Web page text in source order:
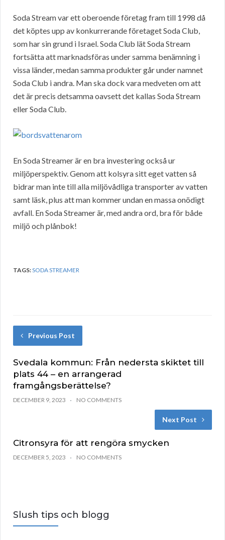
Soda Stream var ett oberoende företag fram till 1998 då
det köptes upp av konkurrerande företaget Soda Club,
som har sin grund i Israel. Soda Club lät Soda Stream
fortsätta att marknadsföras under samma benämning i
vissa länder, medan samma produkter går under namnet
Soda Club i andra. Man ska dock vara medveten om att
det är precis detsamma oavsett det kallas Soda Stream
eller Soda Club.
En Soda Streamer är en bra investering också ur
miljöperspektiv. Genom att kolsyra sitt eget vatten så
bidrar man inte till alla miljövådliga transporter av vatten
samt läsk, plus att man kommer undan en massa onödigt
avfall. En Soda Streamer är, med andra ord, bra för både
miljö och plånbok!
TAGS:SODA STREAMER
Previous Post
Svedala kommun: Från nedersta skiktet till
plats 44 – en arrangerad
framgångsberättelse?
DECEMBER 9, 2023 NO COMMENTS
Next Post
Citronsyra för att rengöra smycken
DECEMBER 5, 2023 NO COMMENTS
Slush tips och blogg